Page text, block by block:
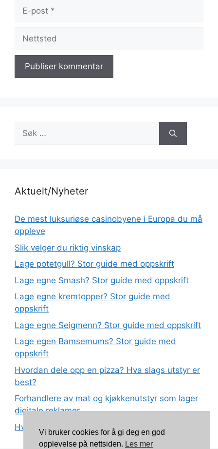
Nettsted
Søk
etter:
Aktuelt/Nyheter
De mest luksuriøse casinobyene i Europa du må
oppleve
Slik velger du riktig vinskap
Lage potetgull? Stor guide med oppskrift
Lage egne Smash? Stor guide med oppskrift
Lage egne kremtopper? Stor guide med
oppskrift
Lage egne Seigmenn? Stor guide med oppskrift
Lage egen Bamsemums? Stor guide med
oppskrift
Hvordan dele opp en pizza? Hva slags utstyr er
best?
Forhandlere av mat og kjøkkenutstyr som lager
digitale reklamer
Hva betyr det at plast har matkvalitet?
Vi bruker cookies for å gi deg en god
opplevelse på nettsiden. Les mer